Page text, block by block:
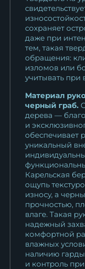
сохраняет
даже при
тем, такая
обращения:
изломов или
учитывать при
Материал
черный граб.
дерева —
и
обеспечивает
уникальный
Карельская
ощупь
износу, а
прочностью,
влаге. Такая
надежный
комфортной
влажных
наличию гарды
и контроль